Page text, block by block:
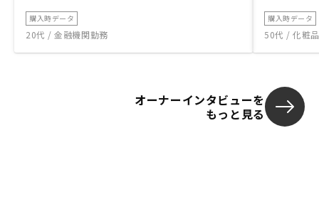
購入時データ
20代 / 金融機関勤務
購入時データ
50代 / 化粧
オーナーインタビューを
もっと見る